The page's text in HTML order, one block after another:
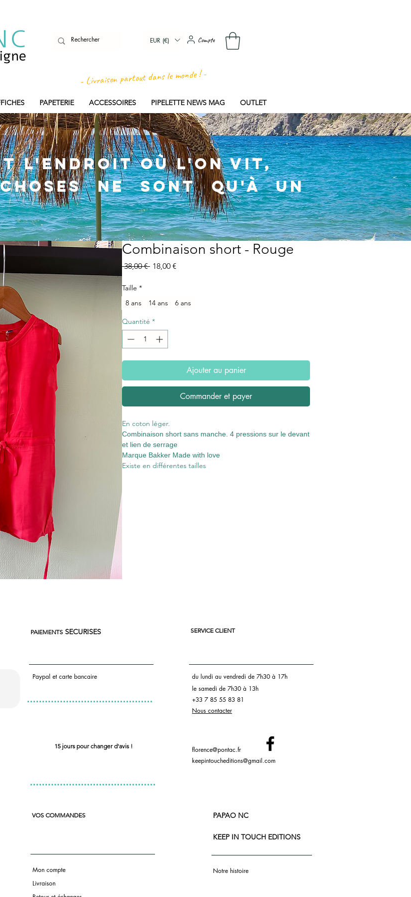
EUR (€) Compte
- Livraison partout dans le monde ! -
PAPETERIE ACCESSOIRES PIPELETTE NEWS MAG OUTLET
l'endroit où l'on vit,
ne sont qu'à un
Combinaison short - Rouge
38,00 € Prix
18,00 €
Taille *
8 ans
14 ans 6 ans
Quantité *
Ajouter au panier
Commander et payer
En coton léger.
Combinaison short sans manche. 4 pressions sur le devant
et lien de serrage
Marque Bakker Made with love
Existe en différentes tailles
PAIEMENTS SECURISES
Paypal et carte bancaire
15 jours pour changer d'avis !
SERVICE CLIENT
du lundi au vendredi de 7h30 à 17h
le samedi de 7h30 à 13h
+33 7 85 55 83 81
Nous contacter
florence@pontac.fr
keepintoucheditions@gmail.com
VOS COMMANDES
Mon compte
Livraison
PAPAO NC
KEEP IN TOUCH EDITIONS
Notre histoire